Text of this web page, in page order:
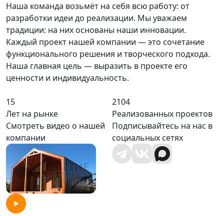
Наша команда возьмёт на себя всю работу: от
разработки идеи до реализации. Мы уважаем
традиции: на них основаны наши инновации.
Каждый проект нашей компании — это сочетание
функционального решения и творческого подхода.
Наша главная цель — выразить в проекте его
ценности и индивидуальность.
15
Лет на рынке
2104
Реализованных проектов
Смотреть видео о нашей
компании
Подписывайтесь на нас в
социальных сетях